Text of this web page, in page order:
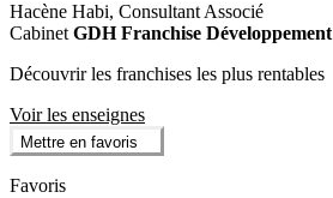
Hacène Habi, Consultant Associé
CabinetGDH Franchise Développement
Découvrir les franchises les plus rentables
Voir les enseignes
Mettre en favoris
Favoris